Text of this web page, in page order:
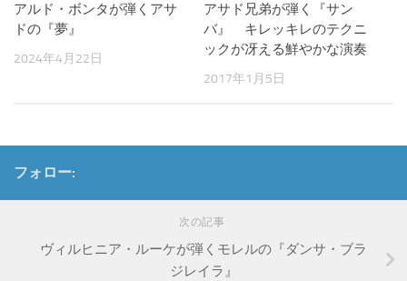
アルド・ボンタが弾くアサ
ドの『夢』
2024年4月22日
アサド兄弟が弾く『サン
バ』 キレッキレのテクニ
ックが冴える鮮やかな演奏
2017年1月5日
フォロー:
次の記事
ヴィルヒニア・ルーケが弾くモレルの『ダンサ・ブラ
ジレイラ』